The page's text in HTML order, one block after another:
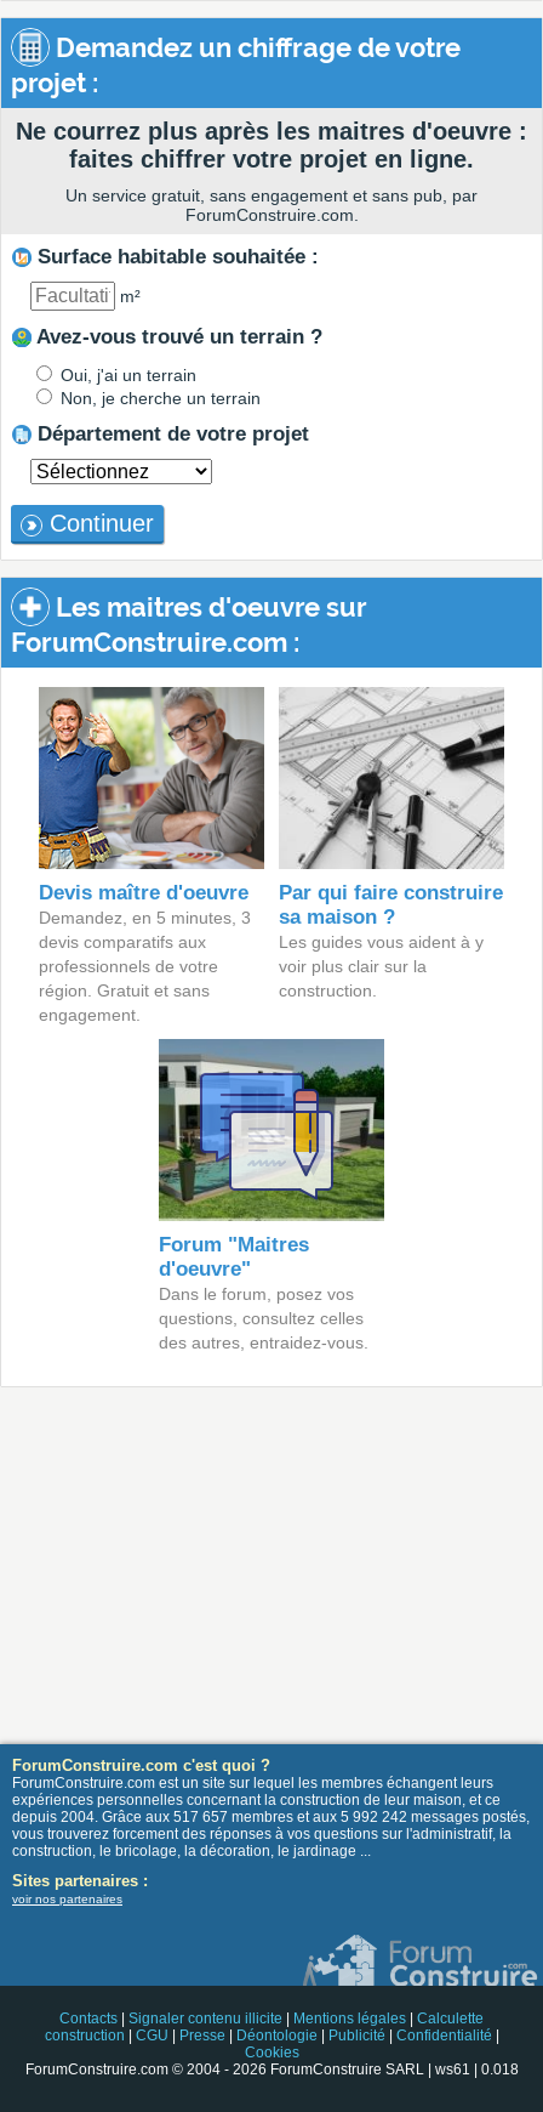
Demandez un chiffrage de votre
projet :
Ne courrez plus après les maitres d'oeuvre :
faites chiffrer votre projet en ligne.
Un service gratuit, sans engagement et sans pub, par
ForumConstruire.com.
Surface habitable souhaitée :
m²
Avez-vous trouvé un terrain ?
Oui, j'ai un terrain
Non, je cherche un terrain
Département de votre projet
Continuer
Les maitres d'oeuvre sur
ForumConstruire.com :
Devis maître d'oeuvre
Demandez, en 5 minutes, 3
devis comparatifs aux
professionnels de votre
région. Gratuit et sans
engagement.
Par qui faire construire
sa maison ?
Les guides vous aident à y
voir plus clair sur la
construction.
Forum "Maitres
d'oeuvre"
Dans le forum, posez vos
questions, consultez celles
des autres, entraidez-vous.
ForumConstruire.com c'est quoi ?
ForumConstruire.com est un site sur lequel les membres échangent leurs
expériences personnelles concernant la construction de leur maison, et ce
depuis 2004. Grâce aux 517 657 membres et aux 5 992 242 messages postés,
vous trouverez forcement des réponses à vos questions sur l'administratif, la
construction, le bricolage, la décoration, le jardinage ...
Sites partenaires :
voir nos partenaires
Contacts Signaler contenu illicite Mentions légales
Calculette
construction
CGU Presse Déontologie Publicité Confidentialité
Cookies
ForumConstruire.com © 2004 - 2026 ForumConstruire SARL | ws61 | 0.018